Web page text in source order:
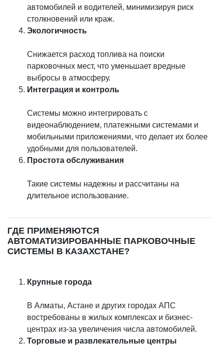
автомобилей и водителей, минимизируя риск
столкновений или краж.
Экологичность
Снижается расход топлива на поиски
парковочных мест, что уменьшает вредные
выбросы в атмосферу.
Интеграция и контроль
Системы можно интегрировать с
видеонаблюдением, платежными системами и
мобильными приложениями, что делает их более
удобными для пользователей.
Простота обслуживания
Такие системы надежны и рассчитаны на
длительное использование.
ГДЕ ПРИМЕНЯЮТСЯ
АВТОМАТИЗИРОВАННЫЕ ПАРКОВОЧНЫЕ
СИСТЕМЫ В КАЗАХСТАНЕ?
Крупные города
В Алматы, Астане и других городах АПС
востребованы в жилых комплексах и бизнес-
центрах из-за увеличения числа автомобилей.
Торговые и развлекательные центры